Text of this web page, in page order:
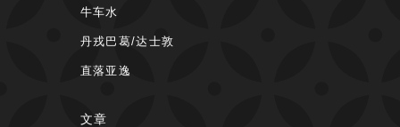
牛车水
丹戎巴葛/达士敦
直落亚逸
文章